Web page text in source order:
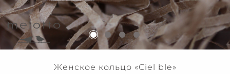
Женское кольцо «Ciel ble»